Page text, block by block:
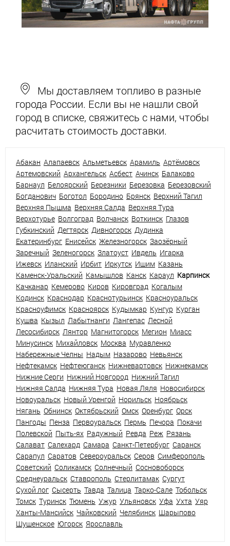
Мы доставляем топливо в разные
города России. Если вы не нашли свой
город в списке, свяжитесь с нами, чтобы
расчитать стоимость доставки.
Абакан Алапаевск Альметьевск Арамиль Артёмовск
Артемовский Архангельск Асбест Ачинск Балаково
Барнаул Белоярский Березники Березовка Березовский
Богданович Боготол Бородино Брянск Верхний Тагил
Верхняя Пышма Верхняя Салда Верхняя Тура
Верхотурье Волгоград Волчанск Воткинск Глазов
Губкинский Дегтярск Дивногорск Дудинка
Екатеринбург Енисейск Железногорск Заозёрный
Заречный Зеленогорск Златоуст Ивдель Игарка
Ижевск Иланский Ирбит Иркутск Ишим Казань
Каменск-Уральский Камышлов Канск Караул Карпинск
Качканар Кемерово Киров Кировград Когалым
Кодинск Краснодар Краснотурьинск Красноуральск
Красноуфимск Красноярск Кудымкар Кунгур Курган
Кушва Кызыл Лабытнанги Лангепас Лесной
Лесосибирск Лянтор Магнитогорск Мегион Миасс
Минусинск Михайловск Москва Муравленко
Набережные Челны Надым Назарово Невьянск
Нефтекамск Нефтеюганск Нижневартовск Нижнекамск
Нижние Серги Нижний Новгород Нижний Тагил
Нижняя Салда Нижняя Тура Новая Ляля Новосибирск
Новоуральск Новый Уренгой Норильск Ноябрьск
Нягань Обнинск Октябрьский Омск Оренбург Орск
Пангоды Пенза Первоуральск Пермь Печора Покачи
Полевской Пыть-ях Радужный Ревда Реж Рязань
Салават Салехард Самара Санкт-Петербург Саранск
Сарапул Саратов Североуральск Серов Симферополь
Советский Соликамск Солнечный Сосновоборск
Среднеуральск Ставрополь Стерлитамак Сургут
Сухой лог Сысерть Тавда Талица Тарко-Сале Тобольск
Томск Туринск Тюмень Ужур Ульяновск Уфа Ухта Уяр
Ханты-Мансийск Чайковский Челябинск Шарыпово
Шушенское Югорск Ярославль